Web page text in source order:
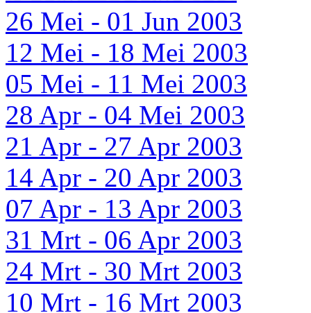
26 Mei - 01 Jun 2003
12 Mei - 18 Mei 2003
05 Mei - 11 Mei 2003
28 Apr - 04 Mei 2003
21 Apr - 27 Apr 2003
14 Apr - 20 Apr 2003
07 Apr - 13 Apr 2003
31 Mrt - 06 Apr 2003
24 Mrt - 30 Mrt 2003
10 Mrt - 16 Mrt 2003